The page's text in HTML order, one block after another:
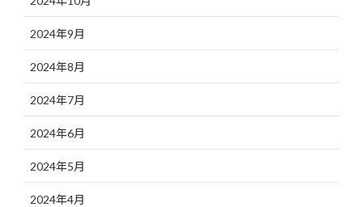
2024年9月
2024年8月
2024年7月
2024年6月
2024年5月
2024年4月